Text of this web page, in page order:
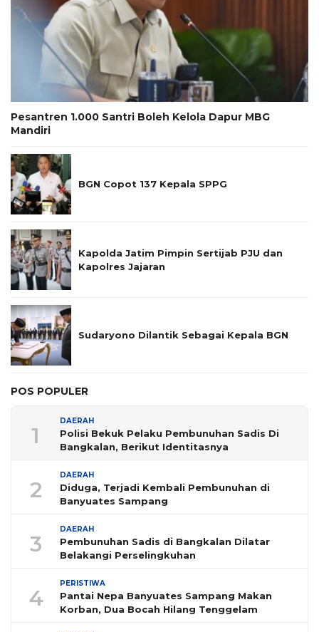
Pesantren 1.000 Santri Boleh Kelola Dapur MBG
Mandiri
BGN Copot 137 Kepala SPPG
Kapolda Jatim Pimpin Sertijab PJU dan
Kapolres Jajaran
Sudaryono Dilantik Sebagai Kepala BGN
POS POPULER
1
DAERAH
Polisi Bekuk Pelaku Pembunuhan Sadis Di
Bangkalan, Berikut Identitasnya
2
DAERAH
Diduga, Terjadi Kembali Pembunuhan di
Banyuates Sampang
3
DAERAH
Pembunuhan Sadis di Bangkalan Dilatar
Belakangi Perselingkuhan
4
PERISTIWA
Pantai Nepa Banyuates Sampang Makan
Korban, Dua Bocah Hilang Tenggelam